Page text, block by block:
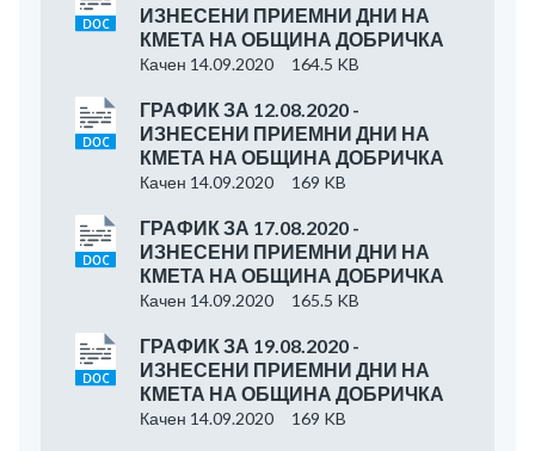
ИЗНЕСЕНИ ПРИЕМНИ ДНИ НА
КМЕТА НА ОБЩИНА ДОБРИЧКА
Качен 14.09.2020 164.5 KB
ГРАФИК ЗА 12.08.2020 -
ИЗНЕСЕНИ ПРИЕМНИ ДНИ НА
КМЕТА НА ОБЩИНА ДОБРИЧКА
Качен 14.09.2020 169 KB
ГРАФИК ЗА 17.08.2020 -
ИЗНЕСЕНИ ПРИЕМНИ ДНИ НА
КМЕТА НА ОБЩИНА ДОБРИЧКА
Качен 14.09.2020 165.5 KB
ГРАФИК ЗА 19.08.2020 -
ИЗНЕСЕНИ ПРИЕМНИ ДНИ НА
КМЕТА НА ОБЩИНА ДОБРИЧКА
Качен 14.09.2020 169 KB